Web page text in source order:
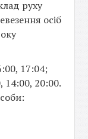
руху
осіб
17:04;
14:00, 20:00.